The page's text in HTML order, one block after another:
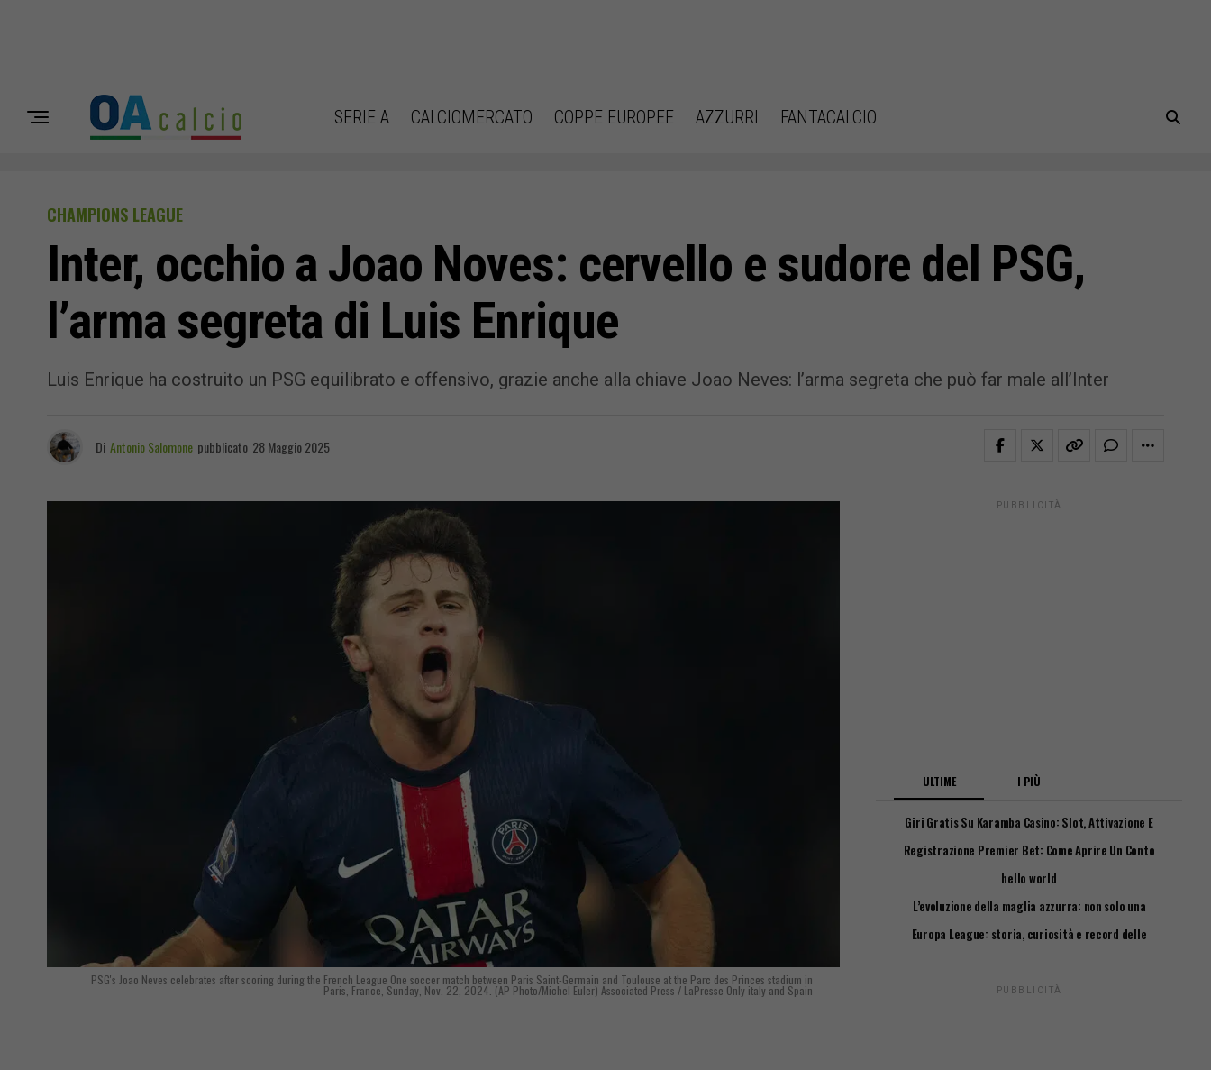
SERIE A CALCIOMERCATO COPPE EUROPEE AZZURRI FANTACALCIO
CHAMPIONS LEAGUE
Inter, occhio a Joao Noves: cervello e sudore del PSG,
l’arma segreta di Luis Enrique
Luis Enrique ha costruito un PSG equilibrato e offensivo, grazie anche alla chiave Joao Neves: l’arma segreta che può far male all’Inter
Di Antonio Salomone pubblicato 28 Maggio 2025
PSG's Joao Neves celebrates after scoring during the French League One soccer match between Paris Saint-Germain and Toulouse at the Parc des Princes stadium in
Paris, France, Sunday, Nov. 22, 2024. (AP Photo/Michel Euler) Associated Press / LaPresse Only italy and Spain
PUBBLICITÀ
ULTIME I PIÙ
Giri Gratis Su Karamba Casino: Slot, Attivazione E
Registrazione Premier Bet: Come Aprire Un Conto
hello world
L’evoluzione della maglia azzurra: non solo una
Europa League: storia, curiosità e record delle
PUBBLICITÀ